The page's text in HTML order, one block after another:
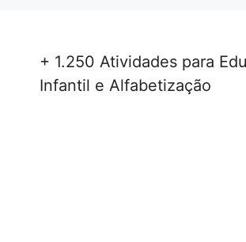
+ 1.250 Atividades para
Infantil e Alfabetização